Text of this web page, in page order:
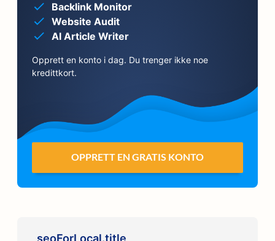
Backlink Monitor
Website Audit
AI Article Writer
Opprett en konto i dag. Du trenger ikke noe
kredittkort.
OPPRETT EN GRATIS KONTO
seoForLocal.title